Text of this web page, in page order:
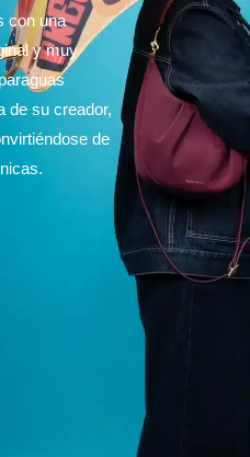
con una
y muy
de su creador,
de